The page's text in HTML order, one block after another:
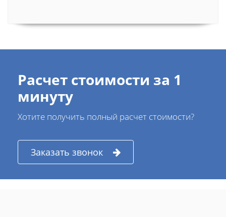
Расчет стоимости за 1
минуту
Хотите получить полный расчет стоимости?
Заказать звонок